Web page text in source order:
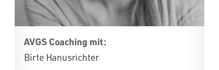
AVGS Coaching mit:
Birte Hanusrichter